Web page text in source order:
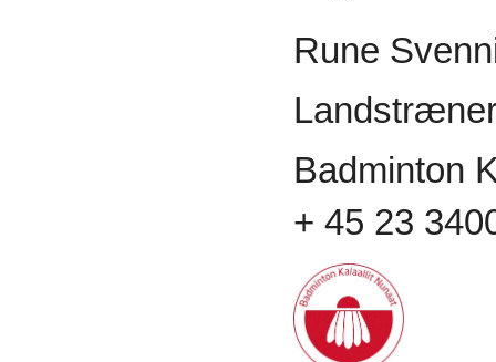
Rune
Landstr
Badminton
+ 45 23